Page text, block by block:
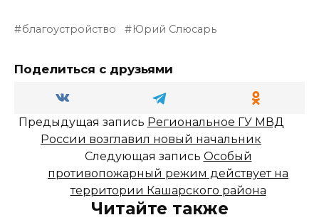
благоустройство Юрий Слюсарь
Поделиться с друзьями
Предыдущая запись Региональное ГУ МВД
России возглавил новый начальник
Следующая запись Особый
противопожарный режим действует на
территории Кашарского района
Читайте также